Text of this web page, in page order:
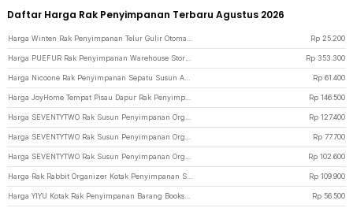
Daftar Harga Rak Penyimpanan Terbaru Agustus 2026
Rp 25.200
Rp 353.300
Rp 61.400
Rp 146.500
Rp 127.400
Rp 77.700
Rp 102.600
Rp 109.900
Rp 56.500